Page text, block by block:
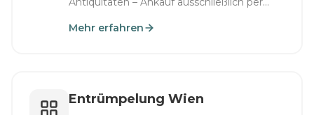
Mehr erfahren
Entrümpelung Wien